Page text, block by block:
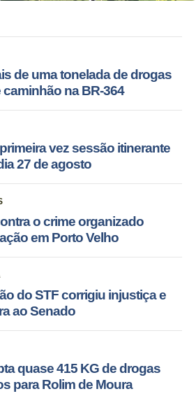
de uma tonelada de drogas
na BR-364
vez sessão itinerante
27 de agosto
o crime organizado
em Porto Velho
do STF corrigiu injustiça e
ao Senado
quase 415 KG de drogas
para Rolim de Moura